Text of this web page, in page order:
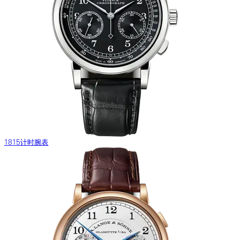
1815计时腕表